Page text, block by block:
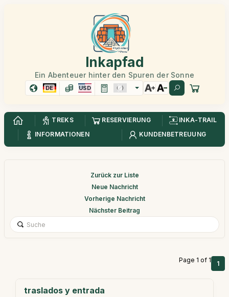
Inkapfad
Ein Abenteuer hinter den Spuren der Sonne
DE USD
TREKS RESERVIERUNG
INKA-TRAIL
INFORMATIONEN
KUNDENBETREUUNG
Zurück zur Liste
Neue Nachricht
Vorherige Nachricht
Nächster Beitrag
Page 1 of 1 1
traslados y entrada